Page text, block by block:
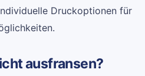
Druckoptionen für
ausfransen?